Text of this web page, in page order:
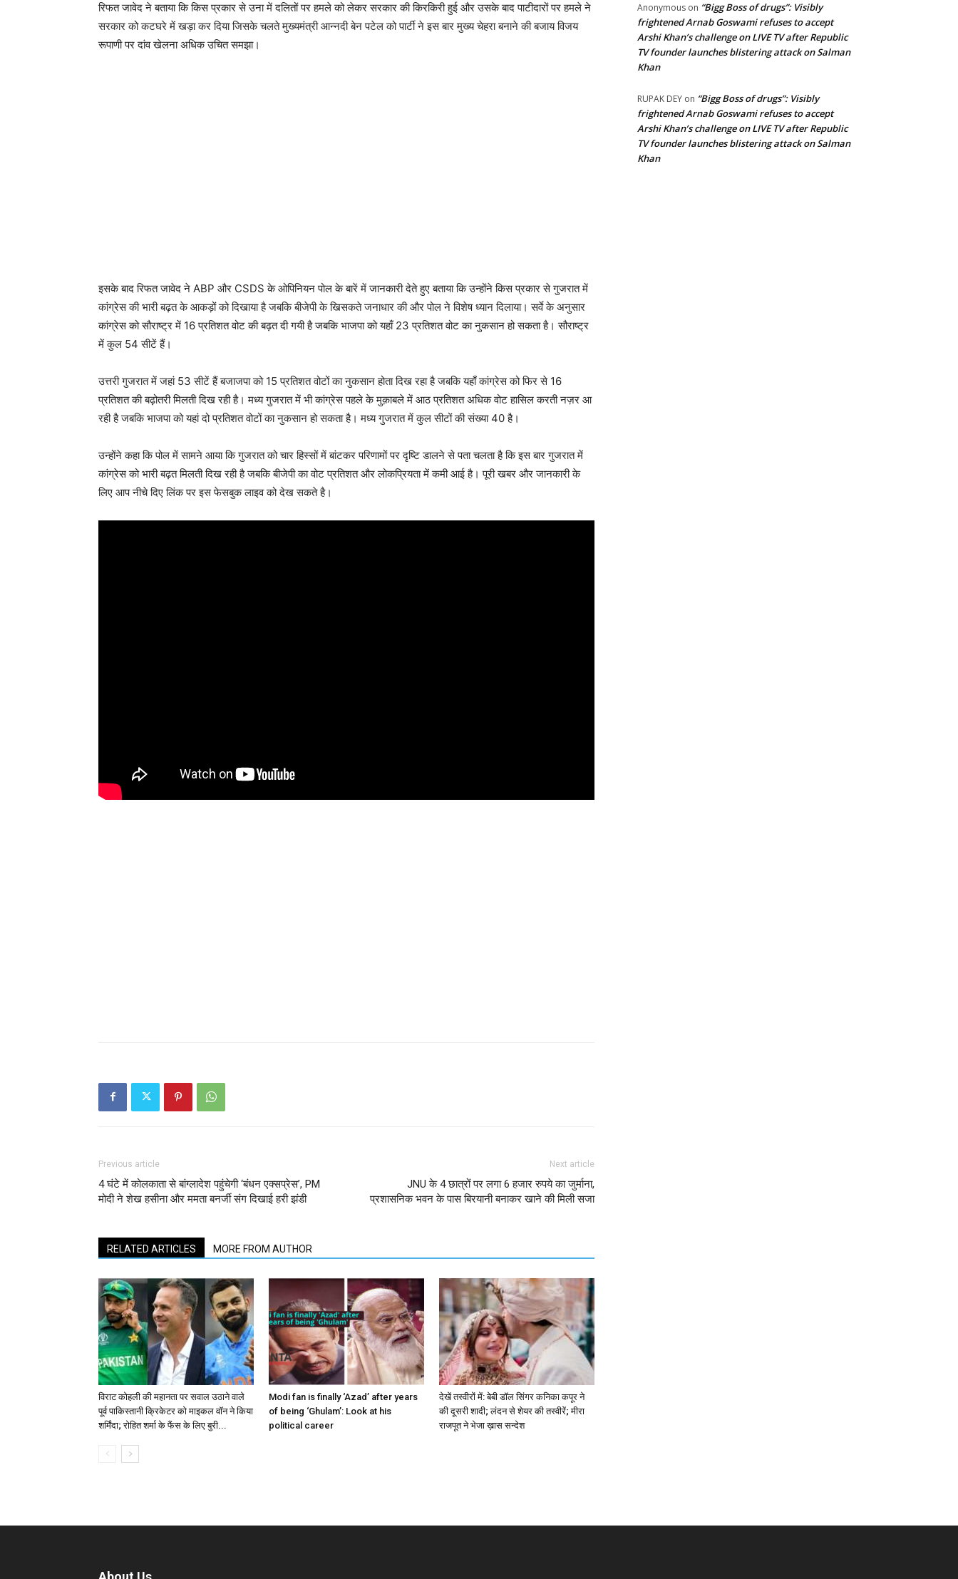
रिफत जावेद ने बताया कि किस प्रकार से उना में दलितों पर हमले को लेकर सरकार की किरकिरी हुई और उसके बाद पाटीदारों पर हमले ने
सरकार को कटघरे में खड़ा कर दिया जिसके चलते मुख्यमंत्री आन्नदी बेन पटेल को पार्टी ने इस बार मुख्य चेहरा बनाने की बजाय विजय
रूपाणी पर दांव खेलना अधिक उचित समझा।
इसके बाद रिफत जावेद ने ABP और CSDS के ओपिनियन पोल के बारें में जानकारी देते हुए बताया कि उन्होंने किस प्रकार से गुजरात में
कांग्रेस की भारी बढ़त के आकड़ों को दिखाया है जबकि बीजेपी के खिसकते जनाधार की और पोल ने विशेष ध्यान दिलाया। सर्वे के अनुसार
कांग्रेस को सौराष्ट्र में 16 प्रतिशत वोट की बढ़त दी गयी है जबकि भाजपा को यहाँ 23 प्रतिशत वोट का नुकसान हो सकता है। सौराष्ट्र
में कुल 54 सीटें हैं।
उत्तरी गुजरात में जहां 53 सीटें हैं बजाजपा को 15 प्रतिशत वोटों का नुकसान होता दिख रहा है जबकि यहाँ कांग्रेस को फिर से 16
प्रतिशत की बढ़ोतरी मिलती दिख रही है। मध्य गुजरात में भी कांग्रेस पहले के मुक़ाबले में आठ प्रतिशत अधिक वोट हासिल करती नज़र आ
रही है जबकि भाजपा को यहां दो प्रतिशत वोटों का नुकसान हो सकता है। मध्य गुजरात में कुल सीटों की संख्या 40 है।
उन्होंने कहा कि पोल में सामने आया कि गुजरात को चार हिस्सों में बांटकर परिणामों पर दृष्टि डालने से पता चलता है कि इस बार गुजरात में
कांग्रेस को भारी बढ़त मिलती दिख रही है जबकि बीजेपी का वोट प्रतिशत और लोकप्रियता में कमी आई है। पूरी खबर और जानकारी के
लिए आप नीचे दिए लिंक पर इस फेसबुक लाइव को देख सकते है।
Previous article
4 घंटे में कोलकाता से बांग्लादेश पहुंचेगी ‘बंधन एक्सप्रेस’, PM
मोदी ने शेख हसीना और ममता बनर्जी संग दिखाई हरी झंडी
Next article
JNU के 4 छात्रों पर लगा 6 हजार रुपये का जुर्माना,
प्रशासनिक भवन के पास बिरयानी बनाकर खाने की मिली सजा
RELATED ARTICLES MORE FROM AUTHOR
विराट कोहली की महानता पर सवाल उठाने वाले
पूर्व पाकिस्तानी क्रिकेटर को माइकल वॉन ने किया
शर्मिंदा; रोहित शर्मा के फैंस के लिए बुरी...
Modi fan is finally ‘Azad’ after years
of being ‘Ghulam’: Look at his
political career
देखें तस्वीरों में: बेबी डॉल सिंगर कनिका कपूर ने
की दूसरी शादी; लंदन से शेयर की तस्वीरें; मीरा
राजपूत ने भेजा ख़ास सन्देश
Anonymous on “Bigg Boss of drugs”: Visibly
frightened Arnab Goswami refuses to accept
Arshi Khan’s challenge on LIVE TV after Republic
TV founder launches blistering attack on Salman
Khan
RUPAK DEY on “Bigg Boss of drugs”: Visibly
frightened Arnab Goswami refuses to accept
Arshi Khan’s challenge on LIVE TV after Republic
TV founder launches blistering attack on Salman
Khan